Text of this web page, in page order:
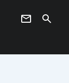
newsletter search